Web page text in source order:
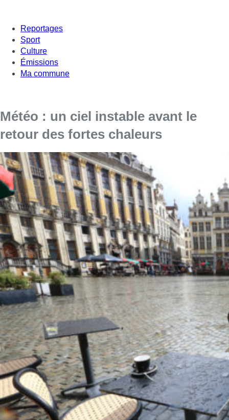
Reportages
Sport
Culture
Émissions
Ma commune
Météo : un ciel instable avant le
retour des fortes chaleurs